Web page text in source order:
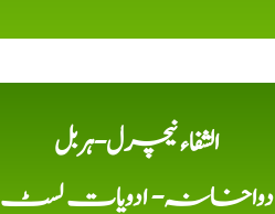
الشفاء نیچرل-ہربل
دواخانہ- ادویات لسٹ